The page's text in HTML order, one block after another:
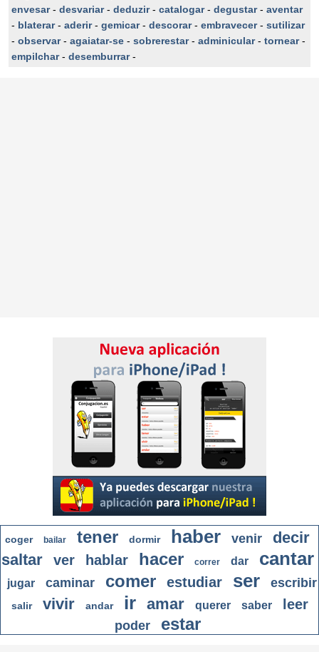
envesar- desvariar- deduzir- catalogar- degustar- aventar
- blaterar- aderir- gemicar- descorar- embravecer- sutilizar
- observar- agaiatar-se - sobrerestar- adminicular- tornear-
empilchar- desemburrar-
coger bailar tener dormir haber venir
decir
saltar
ver hablar hacer correr dar cantar
jugar caminar comer estudiar ser escribir
salir vivir andar ir amar querer saber leer
poder estar